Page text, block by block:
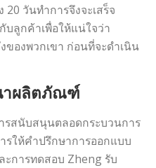
20 วันทำการจึงจะเสร็จ
บลูกค้าเพื่อให้แน่ใจว่า
องพวกเขา ก่อนที่จะดำเนิน
าผลิตภัณฑ์
รสนับสนุนตลอดกระบวนการ
ให้คำปรึกษาการออกแบบ
ะการทดสอบ Zheng รับ